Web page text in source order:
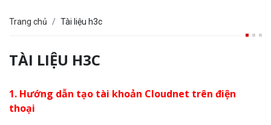
Trang chủ Tài liệu h3c
TÀI LIỆU H3C
1. Hướng dẫn tạo tài khoản Cloudnet trên điện
thoại